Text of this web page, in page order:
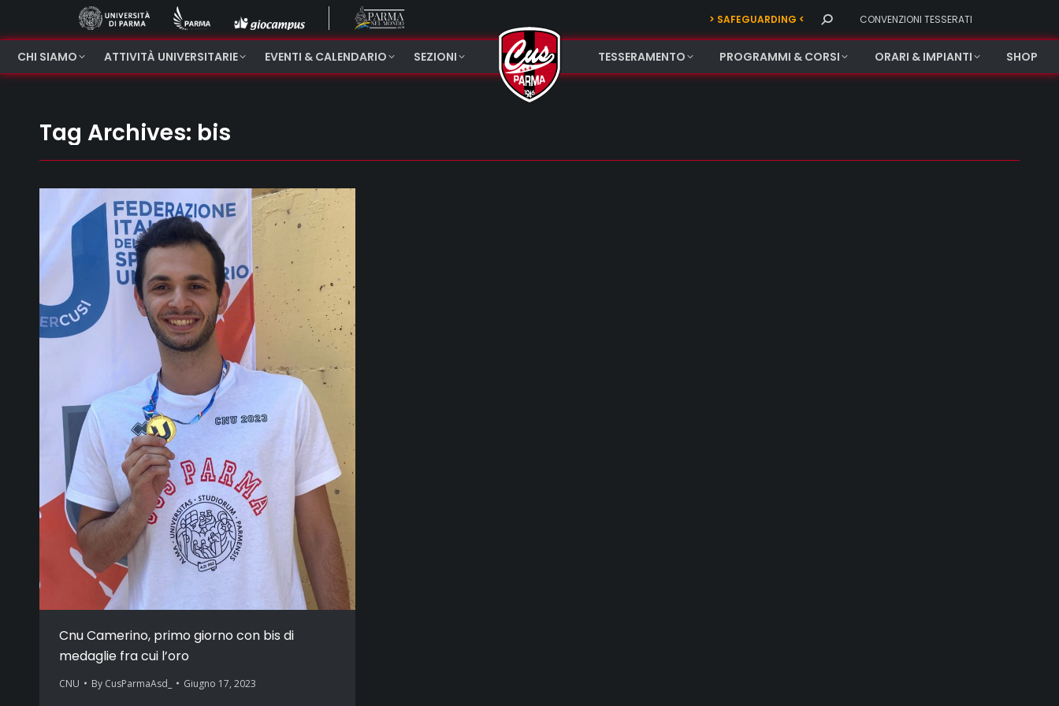
> SAFEGUARDING < Search: CONVENZIONI TESSERATI
CHI SIAMO ATTIVITÀ UNIVERSITARIE EVENTI & CALENDARIO SEZIONI TESSERAMENTO PROGRAMMI & CORSI ORARI & IMPIANTI SHOP
Tag Archives: bis
Cnu Camerino, primo giorno con bis di
medaglie fra cui l’oro
CNU By CusParmaAsd_ Giugno 17, 2023